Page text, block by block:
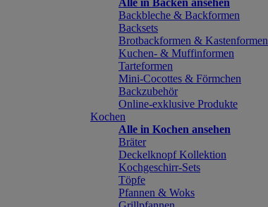
Alle in Backen ansehen
Backbleche & Backformen
Backsets
Brotbackformen & Kastenformen
Kuchen- & Muffinformen
Tarteformen
Mini-Cocottes & Förmchen
Backzubehör
Online-exklusive Produkte
Kochen
Alle in Kochen ansehen
Bräter
Deckelknopf Kollektion
Kochgeschirr-Sets
Töpfe
Pfannen & Woks